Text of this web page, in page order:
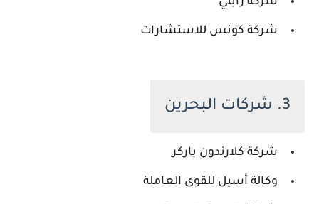
شركة كونس للاستشارات
3. شركات البحرين
شركة كلارندون باركر
وكالة أسيل للقوى العاملة